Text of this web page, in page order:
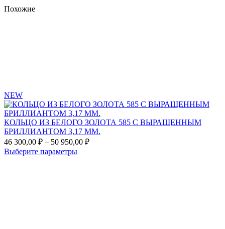
Похожие
NEW
КОЛЬЦО ИЗ БЕЛОГО ЗОЛОТА 585 С ВЫРАЩЕННЫМ
БРИЛЛИАНТОМ 3,17 ММ.
46 300,00 ₽ – 50 950,00 ₽Диапазон
Выберите параметрыЭтот